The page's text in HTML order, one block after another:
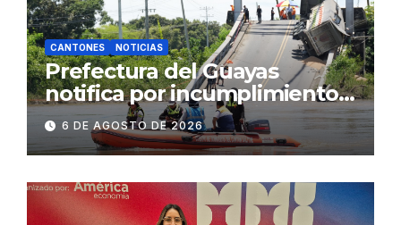
CANTONES NOTICIAS
Prefectura del Guayas
notifica por incumplimiento
contractual a la
Concesionaria CONORTE y
exige celeridad en
desmontaje del puente
Gonzalo Icaza Cornejo, en
6 DE AGOSTO DE 2026